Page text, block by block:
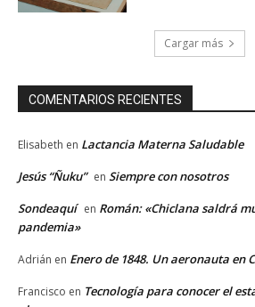
Cargar más
COMENTARIOS RECIENTES
Elisabeth en Lactancia Materna Saludable
Jesús “Ñuku” en Siempre con nosotros
Sondeaquí en Román: «Chiclana saldrá
pandemia»
Adrián en Enero de 1848. Un aeronauta en
Francisco en Tecnología para conocer el